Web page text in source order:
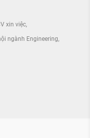
xin việc
ngành Engineering